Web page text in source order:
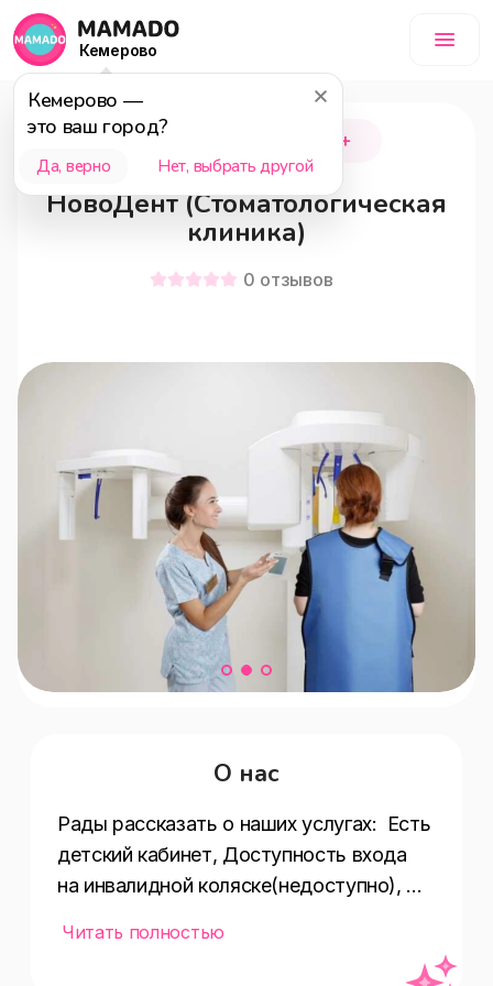
Кемерово
Кемерово —
это ваш город?
Да, верно Нет, выбрать другой
Новокузнецк 18+
НовоДент (Стоматологическая
клиника)
0 отзывов
О нас
Рады рассказать о наших услугах:  Есть
детский кабинет, Доступность входа
на инвалидной коляске(недоступно),
ия,рентгенография,ортодонтия,челюстн
Читать полностью